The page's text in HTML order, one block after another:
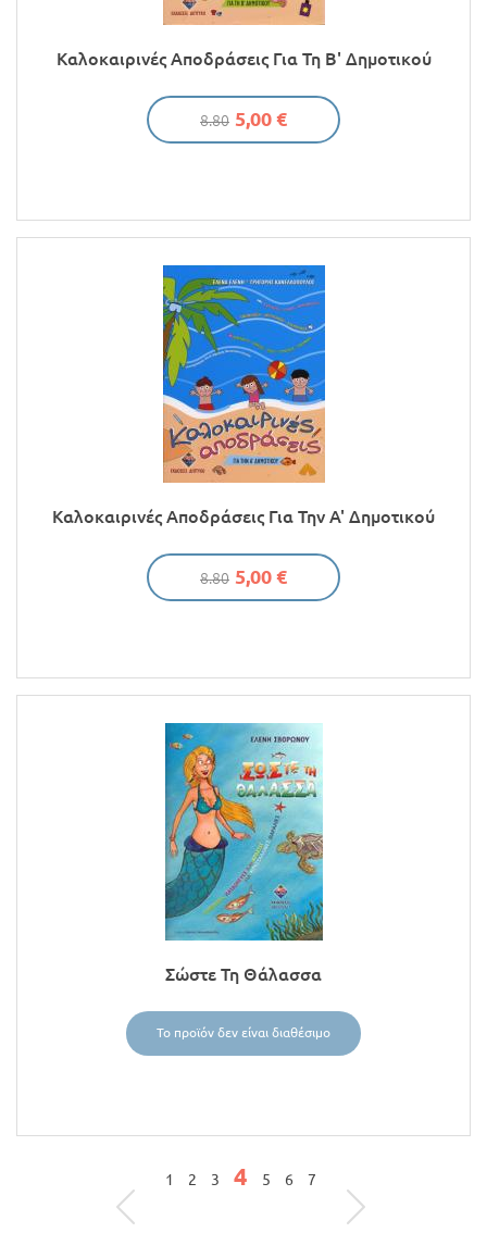
Καλοκαιρινές Αποδράσεις Για Τη Β' Δημοτικού
8.80 5,00 €
Καλοκαιρινές Αποδράσεις Για Την Α' Δημοτικού
8.80 5,00 €
Σώστε Τη Θάλασσα
Το προϊόν δεν είναι διαθέσιμο
ΣΕΛΊΔΕΣ 1 2 3 4 5 6 7